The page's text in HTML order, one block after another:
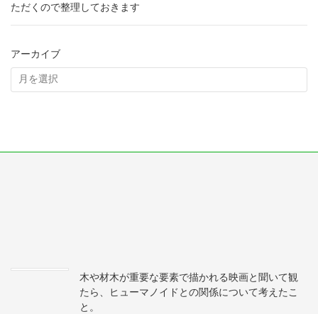
ただくので整理しておきます
アーカイブ
木や材木が重要な要素で描かれる映画と聞いて観
たら、ヒューマノイドとの関係について考えたこ
と。